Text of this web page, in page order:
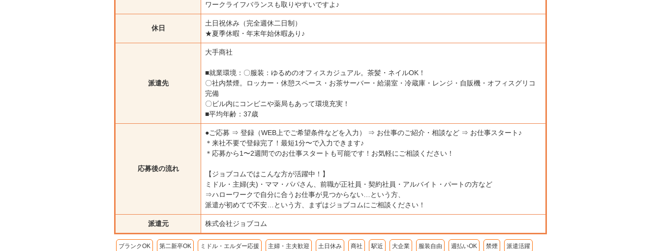
ワークライフバランスも取りやすいですよ♪
休日
土日祝休み（完全週休二日制）
★夏季休暇・年末年始休暇あり♪
派遣先
大手商社
■就業環境：〇服装：ゆるめのオフィスカジュアル。茶髪・ネイルOK！
〇社内禁煙。ロッカー・休憩スペース・お茶サーバー・給湯室・冷蔵庫・レンジ・自販機・オフィスグリコ
完備
〇ビル内にコンビニや薬局もあって環境充実！
■平均年齢：37歳
応募後の流れ
●ご応募 ⇒ 登録（WEB上でご希望条件などを入力） ⇒ お仕事のご紹介・相談など ⇒ お仕事スタート♪
＊来社不要で登録完了！最短1分〜で入力できます♪
＊応募から1〜2週間でのお仕事スタートも可能です！お気軽にご相談ください！
【ジョブコムではこんな方が活躍中！】
ミドル・主婦(夫)・ママ・パパさん、前職が正社員・契約社員・アルバイト・パートの方など
⇒ハローワークで自分に合うお仕事が見つからない…という方、
派遣が初めてで不安…という方、まずはジョブコムにご相談ください！
派遣元 株式会社ジョブコム
ブランクOK 第二新卒OK ミドル・エルダー応援 主婦・主夫歓迎 土日休み 商社 駅近 大企業 服装自由 週払いOK 禁煙 派遣活躍